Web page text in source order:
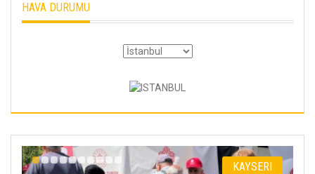
HAVA DURUMU
KAYSERI